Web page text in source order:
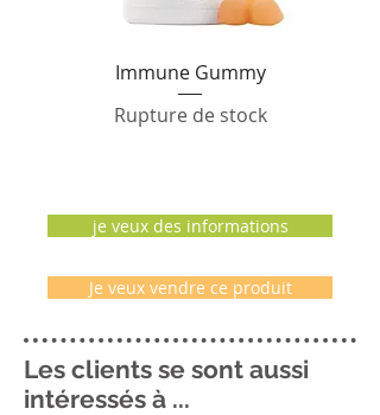
Immune Gummy
Rupture de stock
je veux des informations
Je veux vendre ce produit
Les clients se sont aussi
intéressés à ...